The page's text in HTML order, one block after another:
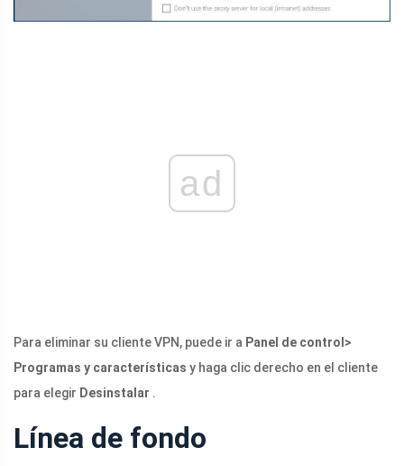
ad
Para eliminar su cliente VPN, puede ir a Panel de control>
Programas y características y haga clic derecho en el cliente
para elegir Desinstalar .
Línea de fondo